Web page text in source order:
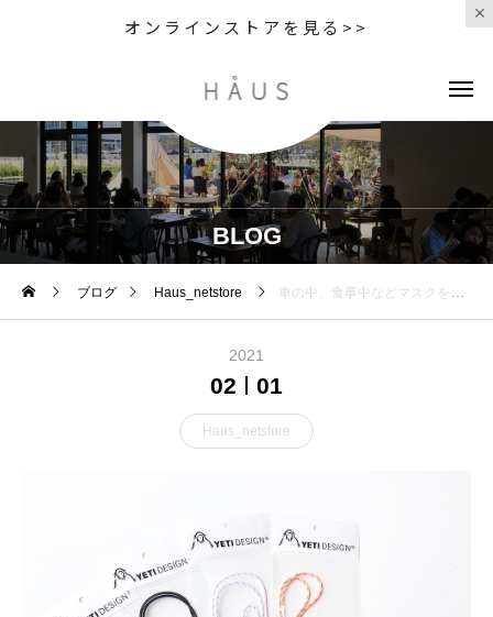
オンラインストアを見る>>
BLOG
ブログ Haus_netstore 車の中、食事中などマスクを外したい時に便利な 「マスクコード」が再入荷しました
2021
02 01
Haus_netstore